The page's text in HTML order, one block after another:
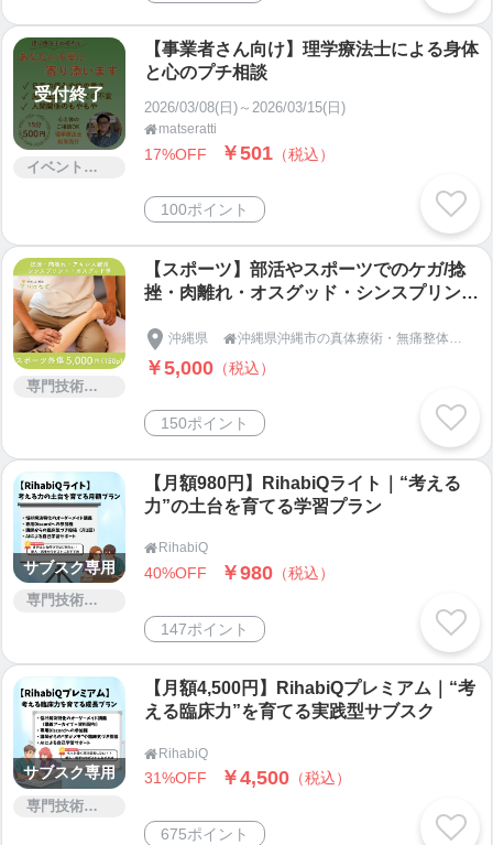
受付終了
イベント・セミナー・交流会
【事業者さん向け】理学療法士による身体
と心のプチ相談
2026/03/08(日)～2026/03/15(日)
matseratti
17%OFF ￥501 （税込）
100ポイント
専門技術サービス
【スポーツ】部活やスポーツでのケガ/捻
挫・肉離れ・オスグッド・シンスプリン
ス腱炎・足底腱膜炎専用!!!
沖縄県  沖縄県沖縄市の真体療術・無痛整体専門「やさしい整体さりげなく」
￥5,000 （税込）
150ポイント
サブスク専用
専門技術サービス
【月額980円】RihabiQライト｜“考える
力”の土台を育てる学習プラン
 RihabiQ
40%OFF ￥980 （税込）
147ポイント
サブスク専用
専門技術サービス
【月額4,500円】RihabiQプレミアム｜“考
える臨床力”を育てる実践型サブスク
RihabiQ
31%OFF ￥4,500 （税込）
675ポイント